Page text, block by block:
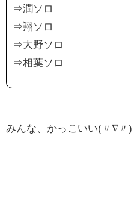
⇒潤ソロ
⇒翔ソロ
⇒大野ソロ
⇒相葉ソロ
みんな、かっこいい(〃∇〃)